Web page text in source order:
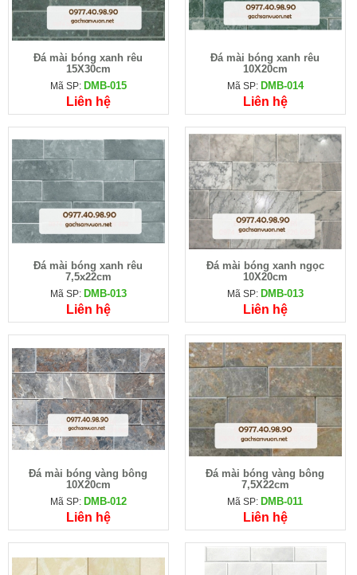
Đá mài bóng xanh rêu
15X30cm
Mã SP: DMB-015
Liên hệ
Đá mài bóng xanh rêu
10X20cm
Mã SP: DMB-014
Liên hệ
Đá mài bóng xanh rêu
7,5x22cm
Mã SP: DMB-013
Liên hệ
Đá mài bóng xanh ngọc
10X20cm
Mã SP: DMB-013
Liên hệ
Đá mài bóng vàng bông
10X20cm
Mã SP: DMB-012
Liên hệ
Đá mài bóng vàng bông
7,5X22cm
Mã SP: DMB-011
Liên hệ